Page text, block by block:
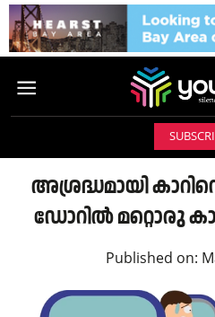
അശ്രദ്ധമായി
ഡോറില്‍ മറ്റൊരു
Published on: